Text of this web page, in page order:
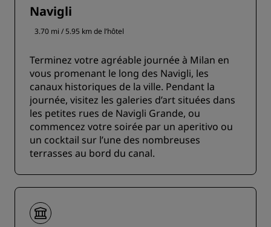
Navigli
3.70 mi / 5.95 km de l’hôtel
Terminez votre agréable journée à Milan en
vous promenant le long des Navigli, les
canaux historiques de la ville. Pendant la
journée, visitez les galeries d’art situées dans
les petites rues de Navigli Grande, ou
commencez votre soirée par un aperitivo ou
un cocktail sur l’une des nombreuses
terrasses au bord du canal.